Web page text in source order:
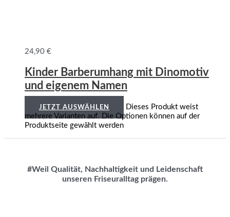
24,90 €
Kinder Barberumhang mit Dinomotiv
und eigenem Namen
JETZT AUSWÄHLEN
Dieses Produkt weist
mehrere Varianten auf. Die Optionen können auf der
Produktseite gewählt werden
#Weil Qualität, Nachhaltigkeit und Leidenschaft
unseren Friseuralltag prägen.